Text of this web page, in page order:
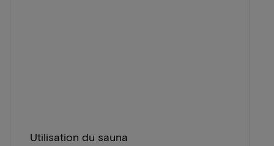
Utilisation du sauna